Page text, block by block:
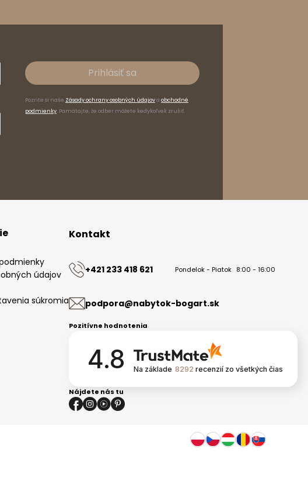
Prihlásiť sa
Pozrite si naše Zásady ochrany osobných údajova obchodné
podmienky. Pamätajte, že odber môžete kedykoľvek zrušiť.
údajov
súkromia
Kontakt
+421 233 418 621 Pondelok - Piatok 8:00 - 16:00
podpora@nabytok-bogart.sk
Pozitívne hodnotenia
4.8 Na základe 8292 recenzií zo všetkých čias
Nájdete nás tu